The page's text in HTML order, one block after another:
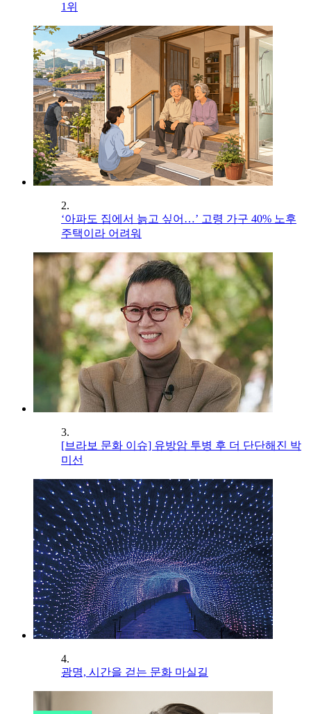
1위
2.
‘아파도 집에서 늙고 싶어…’ 고령 가구 40% 노후
주택이라 어려워
3.
[브라보 문화 이슈] 유방암 투병 후 더 단단해진 박
미선
4.
광명, 시간을 걷는 문화 마실길